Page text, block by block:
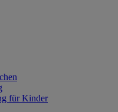
für Kinder